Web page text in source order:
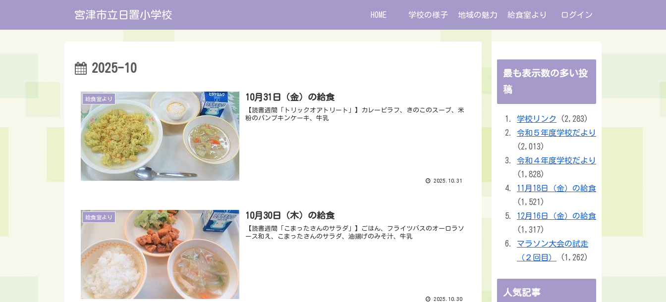
宮津市立日置小学校 HOME 学校の様子 地域の魅力 給食室より ログイン
2025-10
給食室より 10月31日（金）の給食
【読書週間「トリックオアトリート」】カレーピラフ、きのこのスープ、米
粉のパンプキンケーキ、牛乳
2025.10.31
給食室より 10月30日（木）の給食
【読書週間「こまったさんのサラダ」】ごはん、フライツバスのオーロラソ
ース和え、こまったさんのサラダ、油揚げのみそ汁、牛乳
2025.10.30
最も表示数の多い投
稿
学校リンク
(2,283)
令和５年度学校だより
(2,013)
令和４年度学校だより
(1,828)
11月18日（金）の給食
(1,521)
12月16日（金）の給食
(1,317)
マラソン大会の試走
（２回目）
(1,262)
人気記事